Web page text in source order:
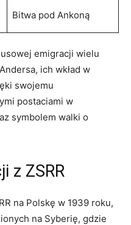
Bitwa pod Ankoną
emigracji wielu
ich wkład w
swojemu
postaciami w
symbolem walki o
z ZSRR
na Polskę w 1939 roku,
na Syberię, gdzie